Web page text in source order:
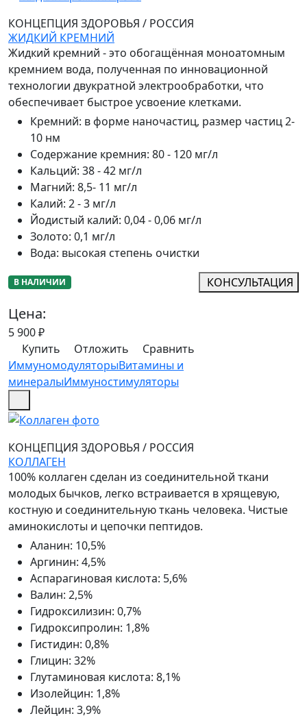
КОНЦЕПЦИЯ ЗДОРОВЬЯ / РОССИЯ
ЖИДКИЙ КРЕМНИЙ
Жидкий кремний - это обогащённая моноатомным
кремнием вода, полученная по инновационной
технологии двукратной электрообработки, что
обеспечивает быстрое усвоение клетками.
Кремний: в форме наночастиц, размер частиц 2-
10 нм
Содержание кремния: 80 - 120 мг/л
Кальций: 38 - 42 мг/л
Магний: 8,5- 11 мг/л
Калий: 2 - 3 мг/л
Йодистый калий: 0,04 - 0,06 мг/л
Золото: 0,1 мг/л
Вода: высокая степень очистки
В НАЛИЧИИ КОНСУЛЬТАЦИЯ
Цена:
5 900₽
Купить
Отложить
Сравнить
ИммуномодуляторыВитамины и
минералыИммуностимуляторы
КОНЦЕПЦИЯ ЗДОРОВЬЯ / РОССИЯ
КОЛЛАГЕН
100% коллаген сделан из соединительной ткани
молодых бычков, легко встраивается в хрящевую,
костную и соединительную ткань человека. Чистые
аминокислоты и цепочки пептидов.
Аланин: 10,5%
Аргинин: 4,5%
Аспарагиновая кислота: 5,6%
Валин: 2,5%
Гидроксилизин: 0,7%
Гидроксипролин: 1,8%
Гистидин: 0,8%
Глицин: 32%
Глутаминовая кислота: 8,1%
Изолейцин: 1,8%
Лейцин: 3,9%